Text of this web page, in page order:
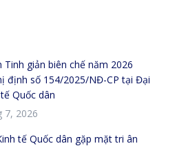
Tinh giản biên chế năm 2026
định số 154/2025/NĐ-CP tại Đại
Quốc dân
7, 2026
tế Quốc dân gặp mặt tri ân